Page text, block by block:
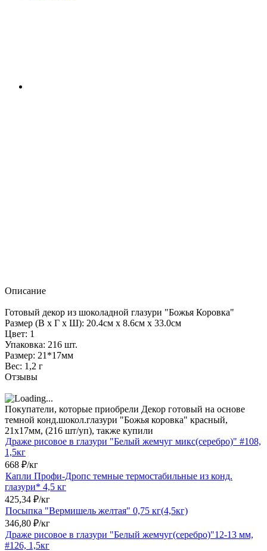
Описание
Готовый декор из шоколадной глазури "Божья Коровка"
Размер (В x Г x Ш): 20.4см x 8.6см x 33.0см
Цвет: 1
Упаковка: 216 шт.
Размер: 21*17мм
Вес: 1,2 г
Отзывы
Покупатели, которые приобрели Декор готовый на основе
темной конд.шокол.глазури "Божья коровка" красный,
21х17мм, (216 шт/уп), также купили
Драже рисовое в глазури "Белый жемчуг микс(серебро)" #108,
1,5кг
668 ₽/кг
Капли Профи-Дропс темные термостабильные из конд.
глазури* 4,5 кг
425,34 ₽/кг
Посыпка "Вермишель желтая" 0,75 кг(4,5кг)
346,80 ₽/кг
Драже рисовое в глазури "Белый жемчуг(серебро)"12-13 мм,
#126, 1,5кг